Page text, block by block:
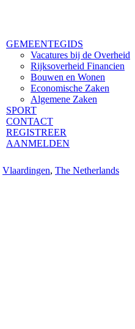
GEMEENTEGIDS
Vacatures bij de Overheid
Rijksoverheid Financien
Bouwen en Wonen
Economische Zaken
Algemene Zaken
SPORT
CONTACT
REGISTREER
AANMELDEN
Vlaardingen, The Netherlands